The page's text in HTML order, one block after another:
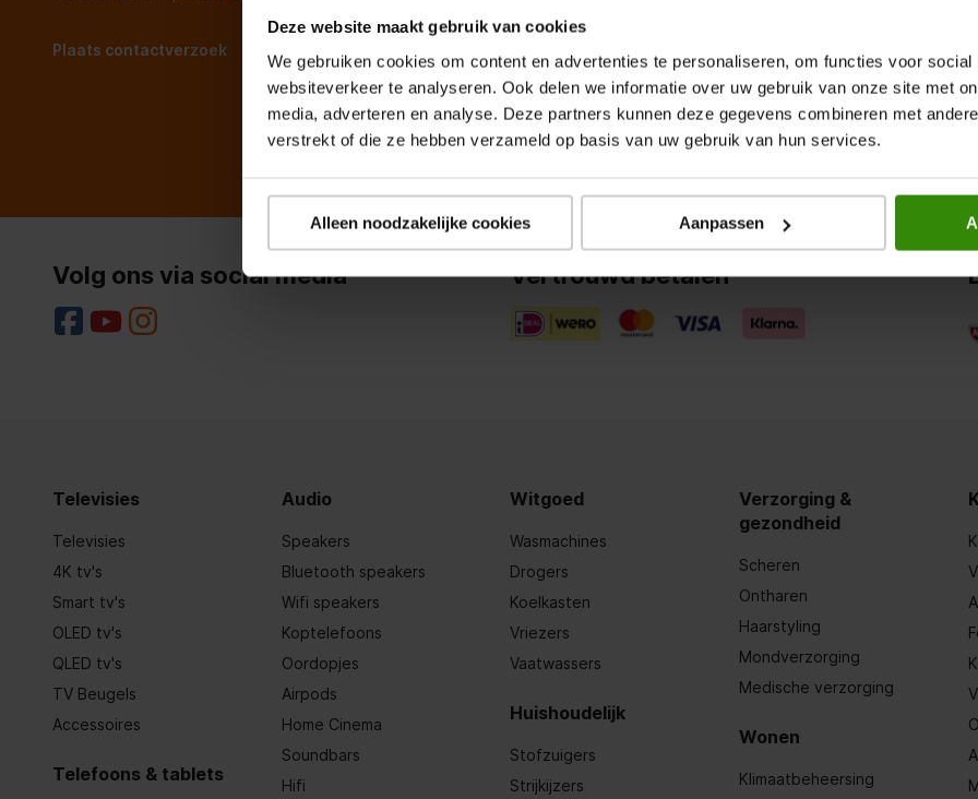
Deze website maakt gebruik van cookies
We gebruiken cookies om content en advertenties te personaliseren, om functies voor social
websiteverkeer te analyseren. Ook delen we informatie over uw gebruik van onze site met
media, adverteren en analyse. Deze partners kunnen deze gegevens combineren met
verstrekt of die ze hebben verzameld op basis van uw gebruik van hun services.
Alleen noodzakelijke cookies Aanpassen
Plaats contactverzoek
Volg ons via social media Vertrouwd betalen
Televisies
Televisies
4K tv's
Smart tv's
OLED tv's
QLED tv's
TV Beugels
Accessoires
Telefoons & tablets
Audio
Speakers
Bluetooth speakers
Wifi speakers
Koptelefoons
Oordopjes
Airpods
Home Cinema
Soundbars
Hifi
Witgoed
Wasmachines
Drogers
Koelkasten
Vriezers
Vaatwassers
Huishoudelijk
Stofzuigers
Strijkijzers
Verzorging &
gezondheid
Scheren
Ontharen
Haarstyling
Mondverzorging
Medische verzorging
Wonen
Klimaatbeheersing